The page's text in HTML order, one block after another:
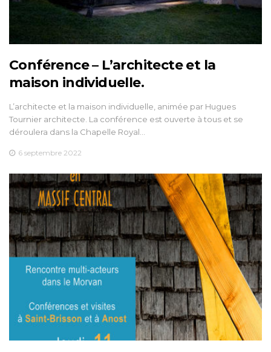
Conférence – L’architecte et la
maison individuelle.
L’architecte et la maison individuelle, animée par Hugues
Tournier architecte. La conférence est ouverte à tous et se
déroulera dans la Chapelle Royal…
6 septembre 2022